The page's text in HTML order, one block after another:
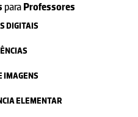
paraProfessores
DIGITAIS
IMAGENS
ELEMENTAR